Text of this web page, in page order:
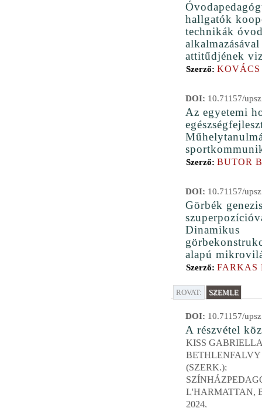
hallgatók
technikák
attitűdjének
Szerző:
DOI: 10.71157/
Az egyetemi
Szerző: BUTOR
DOI: 10.71157/
Görbék
Dinamikus
alapú
Szerző: FARKAS
ROVAT: SZEMLE
DOI: 10.71157/
A részvétel
KISS
(SZERK.):
L'HARMATTAN,
2024.